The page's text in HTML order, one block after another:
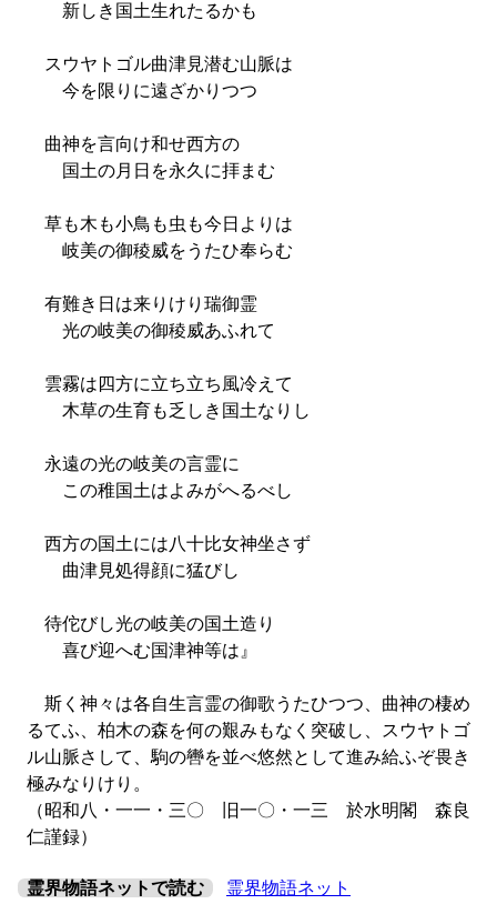
新しき国土生れたるかも
スウヤトゴル曲津見潜む山脈は
今を限りに遠ざかりつつ
曲神を言向け和せ西方の
国土の月日を永久に拝まむ
草も木も小鳥も虫も今日よりは
岐美の御稜威をうたひ奉らむ
有難き日は来りけり瑞御霊
光の岐美の御稜威あふれて
雲霧は四方に立ち立ち風冷えて
木草の生育も乏しき国土なりし
永遠の光の岐美の言霊に
この稚国土はよみがへるべし
西方の国土には八十比女神坐さず
曲津見処得顔に猛びし
待佗びし光の岐美の国土造り
喜び迎へむ国津神等は』
斯く神々は各自生言霊の御歌うたひつつ、曲神の棲め
るてふ、柏木の森を何の艱みもなく突破し、スウヤトゴ
ル山脈さして、駒の轡を並べ悠然として進み給ふぞ畏き
極みなりけり。
（昭和八・一一・三〇 旧一〇・一三 於水明閣 森良
仁謹録）
霊界物語ネットで読む 霊界物語ネット